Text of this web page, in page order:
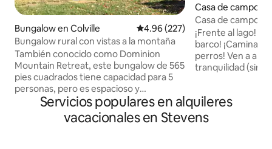
Bungalow en Colville Calificación promedio: 4.96 de
4.96 (227)
Bungalow rural con vistas a la montaña
También conocido como Dominion
Mountain Retreat, este bungalow de 565
pies cuadrados tiene capacidad para 5
personas, pero es espacioso y
encantador para una pareja. Cama
tamaño queen muy cómoda en la planta
superior, con escaleras de caracol que
Casa de campo
lls
Casa de campo
pescado/barco/
muelle
¡Frente al lago!
barco! ¡Caminar!
perros! Ven a
tranquilidad (sin
uso de barcos y
Tenemos rutas
de la propiedad
Servicios populares en alquileres
vacacionales en Stevens